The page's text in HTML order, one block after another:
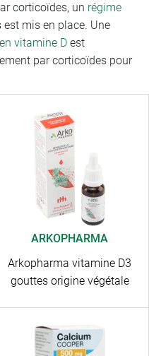
corticoïdes, un régime
mis en place. Une
en vitamine D est
par corticoïdes pour
ARKOPHARMA
Arkopharma vitamine D3
gouttes origine végétale